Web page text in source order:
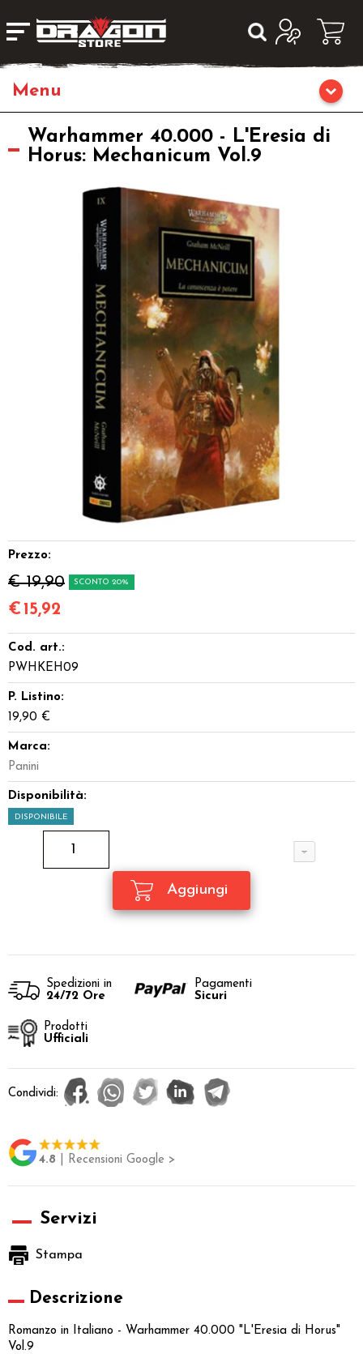
Giochi da Tavolo
Giochi di Carte Collezionabili
Giocattoli e Gadget
Offerte del Dragone
Warhammer 40.000 - L'Eresia di
Horus: Mechanicum Vol.9
Prezzo:
€ 19,90 SCONTO 20%
€ 15,92
Cod. art.:
PWHKEH09
P. Listino:
19,90 €
Marca:
Panini
Disponibilità:
DISPONIBILE
Spedizioni in
24/72 Ore
Pagamenti
Sicuri
Prodotti
Ufficiali
Condividi:
4.8 | Recensioni Google >
Servizi
Stampa
Descrizione
Romanzo in Italiano - Warhammer 40.000 "L'Eresia di Horus"
Vol.9